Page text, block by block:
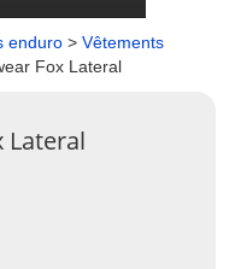
enduro > Vêtements
Fox Lateral
Lateral